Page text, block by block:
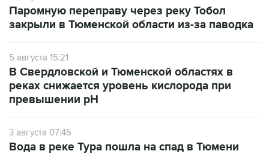
Паромную переправу через реку Тобол
закрыли в Тюменской области из-за паводка
5 августа 15:21
В Свердловской и Тюменской областях в
реках снижается уровень кислорода при
превышении рН
3 августа 07:45
Вода в реке Тура пошла на спад в Тюмени